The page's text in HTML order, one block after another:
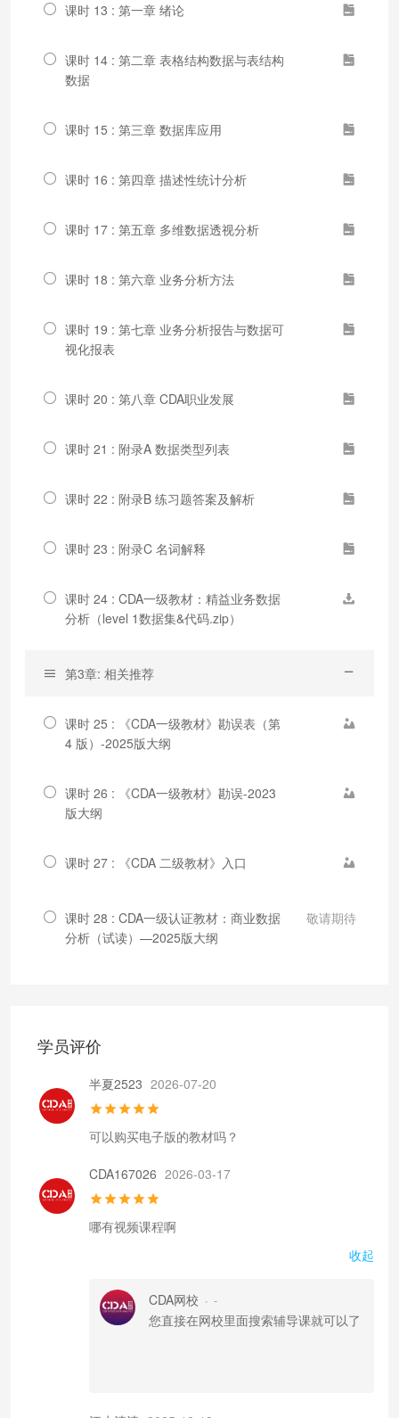
课时 13 : 第一章 绪论
课时 14 : 第二章 表格结构数据与表结构
数据
课时 15 : 第三章 数据库应用
课时 16 : 第四章 描述性统计分析
课时 17 : 第五章 多维数据透视分析
课时 18 : 第六章 业务分析方法
课时 19 : 第七章 业务分析报告与数据可
视化报表
课时 20 : 第八章 CDA职业发展
课时 21 : 附录A 数据类型列表
课时 22 : 附录B 练习题答案及解析
课时 23 : 附录C 名词解释
课时 24 : CDA一级教材：精益业务数据
分析（level 1数据集&代码.zip）
第3章: 相关推荐
课时 25 : 《CDA一级教材》勘误表（第
4 版）-2025版大纲
课时 26 : 《CDA一级教材》勘误-2023
版大纲
课时 27 : 《CDA 二级教材》入口
课时 28 : CDA一级认证教材：商业数据
分析（试读）—2025版大纲
敬请期待
学员评价
半夏2523 2026-07-20
可以购买电子版的教材吗？
CDA167026 2026-03-17
哪有视频课程啊
收起
CDA网校 • -
您直接在网校里面搜索辅导课就可以了